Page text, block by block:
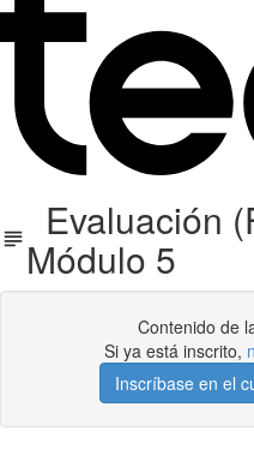
Evaluación
Módulo 5
Contenido de
Si ya está inscrito,
Inscríbase en el